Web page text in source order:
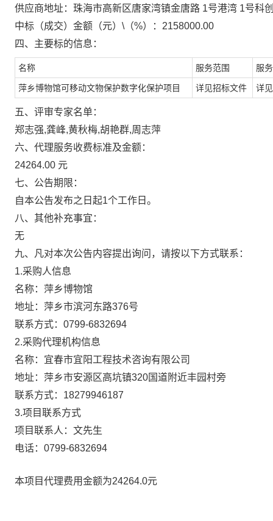
供应商地址：珠海市高新区唐家湾镇金唐路 1号港湾 1号科
中标（成交）金额（元）\（%）：2158000.00
四、主要标的信息：
名称 服务范围 服
萍乡博物馆可移动文物保护数字化保护项目 详见招标文件 详
五、评审专家名单：
郑志强,龚峰,黄秋梅,胡艳群,周志萍
六、代理服务收费标准及金额：
24264.00 元
七、公告期限：
自本公告发布之日起1个工作日。
八、其他补充事宜：
无
九、凡对本次公告内容提出询问，请按以下方式联系：
1.采购人信息
名称： 萍乡博物馆
地址： 萍乡市滨河东路376号
联系方式： 0799-6832694
2.采购代理机构信息
名称： 宜春市宜阳工程技术咨询有限公司
地址： 萍乡市安源区高坑镇320国道附近丰园村旁
联系方式： 18279946187
3.项目联系方式
项目联系人： 文先生
电话： 0799-6832694
本项目代理费用金额为24264.0元